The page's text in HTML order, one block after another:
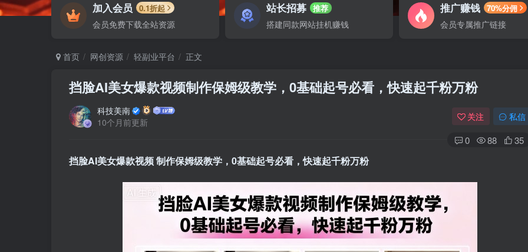
加入会员 0.1折起
会员免费下载全站资源
站长招募 推荐
搭建同款网站挂机赚钱
推广赚钱 70%分佣
会员专属推广链接
首页 网创资源 轻副业平台 正文
挡脸AI美女爆款视频制作保姆级教学，0基础起号必看，快速起千粉万粉
科技美南
10个月前更新
关注 私信
0 88 35
挡脸AI美女爆款视频制作保姆级教学，0基础起号必看，快速起千粉万粉